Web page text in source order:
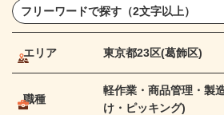
エリア 東京都23区(葛飾区)
職種
軽作業・商品管理・製
け・ピッキング)